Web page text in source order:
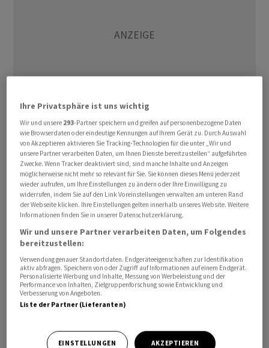
Der Leitindex der Istanbuler Aktienbörse fiel am
Mittwoch um bis zu sieben Prozent, so stark wie zuletzt
vor gut sieben Monaten. Der Index für die dortige
Bankenbranche stürzte sogar um mehr als neun Prozent
ab. Das war das grösste Minus seit zwei Jahren.
Noch drastischer fiel der Ausverkauf bei der türkischen
Währung aus. Dadurch stieg der Kurs des
zeitweise um knapp zwölf Prozent auf ein Rekordhoch
von 40,961Lira. Das war das grösste Plus seit rund drei
Jahren. Das gleiche galt für den
acht Prozent auf 43,2161Lira
den Depots. Dadurch stieg die Rendite der 2045
Ihre Privatsphäre ist uns wichtig
Wir und unsere 293-Partner speichern und greifen auf personenbezogene Daten
wie Browserdaten oder eindeutige Kennungen auf Ihrem Gerät zu. Durch Auswahl
von Akzeptieren aktivieren Sie Tracking-Technologien für die unter „Wir und
unsere Partner verarbeiten Daten, um Ihnen Dienste bereitzustellen“ aufgeführten
Zwecke. Wenn Tracker deaktiviert sind, sind manche Inhalte und Anzeigen
möglicherweise nicht mehr so relevant für Sie. Sie können dieses Menü jederzeit
wieder aufrufen, um Ihre Einstellungen zu ändern oder Ihre Einwilligung zu
widerrufen, indem Sie auf den Link Voreinstellungen verwalten am unteren Rand
der Webseite klicken. Ihre Einstellungen gelten innerhalb unseres Website. Weitere
Informationen finden Sie in unserer Datenschutzerklärung.
Wir und unsere Partner verarbeiten Daten, um Folgendes
bereitzustellen:
Verwendung genauer Standortdaten. Endgeräteeigenschaften zur Identifikation
aktiv abfragen. Speichern von oder Zugriff auf Informationen auf einem Endgerät.
Personalisierte Werbung und Inhalte, Messung von Werbeleistung und der
Performance von Inhalten, Zielgruppenforschung sowie Entwicklung und
Verbesserung von Angeboten.
Liste der Partner (Lieferanten)
EINSTELLUNGEN AKZEPTIEREN